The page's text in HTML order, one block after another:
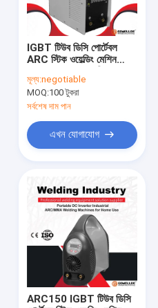
IGBT টিউব ডিসি পোর্টেবল
ARC স্টিক ওয়েল্ডিং মেশিন
ব্যবহার
মূল্য:negotiable
MOQ:100 টুকরা
সর্বশেষ দাম পান
এখন যোগাযোগ
ARC150 IGBT টিউব ডিসি